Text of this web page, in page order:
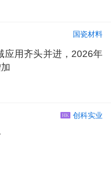
国瓷材料
应用齐头并进，2026年
HK 创科实业